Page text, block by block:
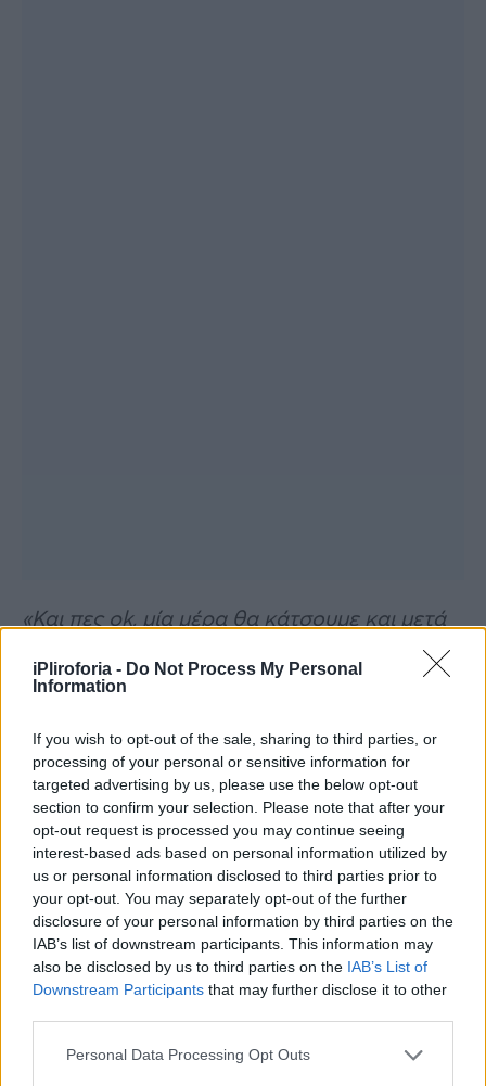
iPliroforia - Do Not Process My Personal
Information
If you wish to opt-out of the sale, sharing to third parties, or
processing of your personal or sensitive information for
targeted advertising by us, please use the below opt-out
section to confirm your selection. Please note that after your
opt-out request is processed you may continue seeing
interest-based ads based on personal information utilized by
us or personal information disclosed to third parties prior to
your opt-out. You may separately opt-out of the further
disclosure of your personal information by third parties on the
IAB’s list of downstream participants. This information may
also be disclosed by us to third parties on the IAB’s List of
Downstream Participants that may further disclose it to other
Personal Data Processing Opt Outs
«Και πες ok, μία μέρα θα κάτσουμε και μετά
θα βγούμε! Όμως, την ψυχική μας κατάσταση
την σκέφτηκε κάποιος; Το ότι αύριο θα τον
μας βρει και αυτή τη φορά πιο φορτωμένος
από ποτέ! Τότε τι θα κάνει ο Εισαγγελέας; Αν
αυτός σκοτώσει κάποια οι εισαγγελείς τι θα
έχουν να πουν μετά; Είναι αλκοολικός, είναι
από την επήρεια, όλα καλά! Εγώ μετά από
τόσα χρόνια να ξανακοιμηθώ στα κρατητήρια
γιατί δεν υπάρχει δικαιοσύνη;;;».